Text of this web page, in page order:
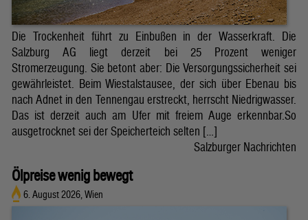
Die Trockenheit führt zu Einbußen in der Wasserkraft. Die
Salzburg AG liegt derzeit bei 25 Prozent weniger
Stromerzeugung. Sie betont aber: Die Versorgungssicherheit sei
gewährleistet. Beim Wiestalstausee, der sich über Ebenau bis
nach Adnet in den Tennengau erstreckt, herrscht Niedrigwasser.
Das ist derzeit auch am Ufer mit freiem Auge erkennbar.So
ausgetrocknet sei der Speicherteich selten […]
Salzburger Nachrichten
Ölpreise wenig bewegt
6. August 2026, Wien